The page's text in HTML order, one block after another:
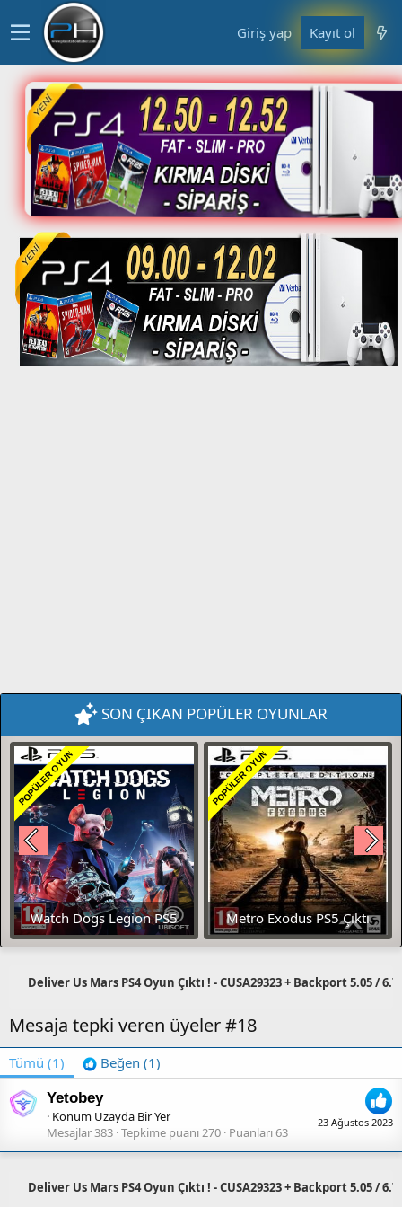
Giriş yap Kayıt ol
SON ÇIKAN POPÜLER OYUNLAR
POPÜLER OYUN
Watch Dogs Legion PS5
ÇIKTI
POPÜLER OYUN
Metro Exodus PS5 Çıktı
Deliver Us Mars PS4 Oyun Çıktı ! - CUSA29323 + Backport 5.05 /
Mesaja tepki veren üyeler #18
Tümü (1) Beğen (1)
23 Ağustos 2023
Yetobey
· Konum Uzayda Bir Yer
Mesajlar383 Tepkime puanı270 Puanları63
Deliver Us Mars PS4 Oyun Çıktı ! - CUSA29323 + Backport 5.05 /